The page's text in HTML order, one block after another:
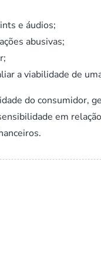
e áudios;
abusivas;
a viabilidade de
do consumidor,
em